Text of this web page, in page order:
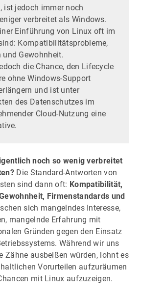
ist jedoch immer noch
verbreitet als Windows.
Einführung von Linux oft im
Kompatibilitätsprobleme,
und Gewohnheit.
die Chance, den Lifecycle
ohne Windows-Support
und ist unter
des Datenschutzes im
Cloud-Nutzung eine
noch so wenig verbreitet
Die Standard-Antworten von
sind dann oft: Kompatibilität,
Firmenstandards und
sich mangelndes Interesse,
mangelnde Erfahrung mit
Gründen gegen den Einsatz
Während wir uns
Zähne ausbeißen würden, lohnt es
Vorurteilen aufzuräumen
mit Linux aufzuzeigen.